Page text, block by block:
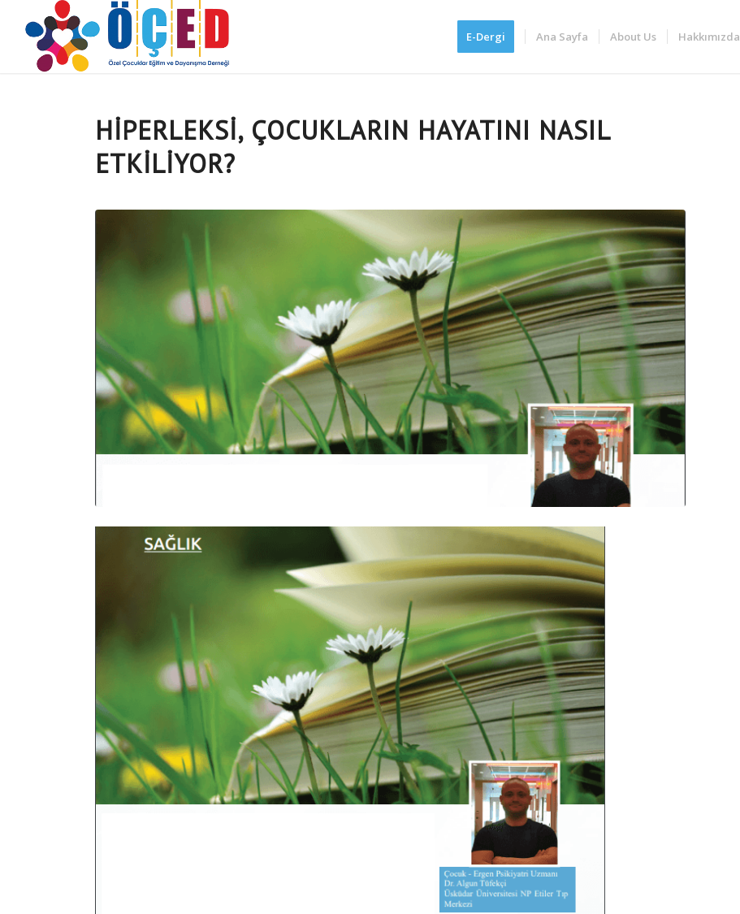
E-Dergi Ana Sayfa About Us Hakkımızda
HİPERLEKSİ, ÇOCUKLARIN HAYATINI NASIL
ETKİLİYOR?